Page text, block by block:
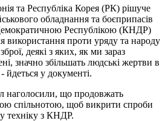
та Республіка Корея (РК) рішуче
обладнання та боєприпасів
Республікою (КНДР)
використання проти уряду та народу
деякі з яких, як ми зараз
значно збільшать людські жертви в
йдеться у документі.
наголосили, що продовжать
спільнотою, щоб викрити спроби
техніку з КНДР.